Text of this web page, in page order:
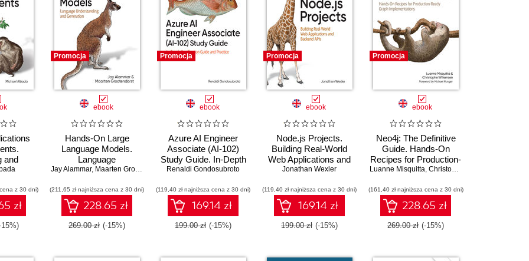
and
z 30 dni)
zł
15%)
Promocja
ebook
Hands-On Large
Language Models.
Language
Understanding and
Jay Alammar, Maarten Grootendorst
(211,65 zł najniższa cena z 30 dni)
228.65 zł
269.00 zł (-15%)
Promocja
ebook
Azure AI Engineer
Associate (AI-102)
Study Guide. In-Depth
Certification Guide and
Renaldi Gondosubroto
(119,40 zł najniższa cena z 30 dni)
169.14 zł
199.00 zł (-15%)
Promocja
ebook
Node.js Projects.
Building Real-World
Web Applications and
Backend APIs
Jonathan Wexler
(119,40 zł najniższa cena z 30 dni)
169.14 zł
199.00 zł (-15%)
Promocja
ebook
Neo4j: The Definitive
Guide. Hands-On
Recipes for Production-
Ready Graph
Luanne Misquitta, Christophe Willemsen
(161,40 zł najniższa cena z 30 dni)
228.65 zł
269.00 zł (-15%)